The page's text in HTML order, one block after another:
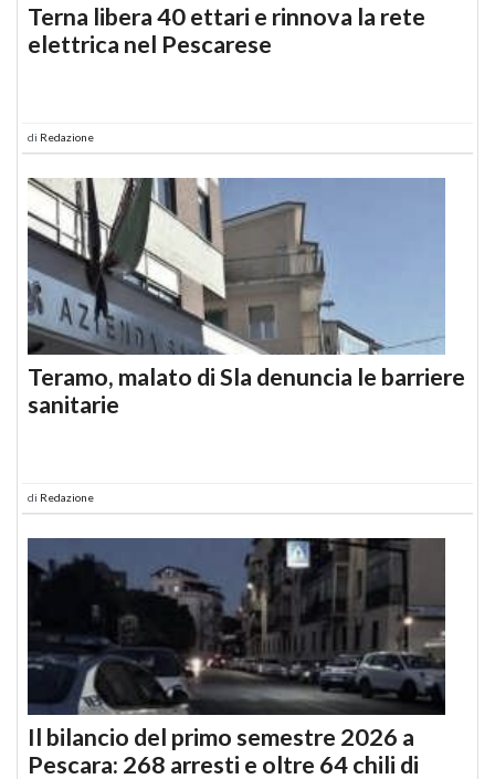
Terna libera 40 ettari e rinnova la rete
elettrica nel Pescarese
di Redazione
Teramo, malato di Sla denuncia le barriere
sanitarie
di Redazione
Il bilancio del primo semestre 2026 a
Pescara: 268 arresti e oltre 64 chili di